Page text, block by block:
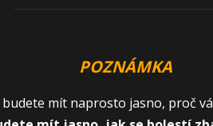
POZNÁMKA
mít naprosto jasno, proč